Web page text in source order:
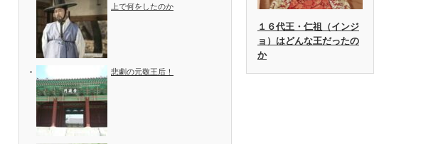
上で何をしたのか
悲劇の元敬王后！
１６代王・仁祖（インジ
ョ）はどんな王だったの
か